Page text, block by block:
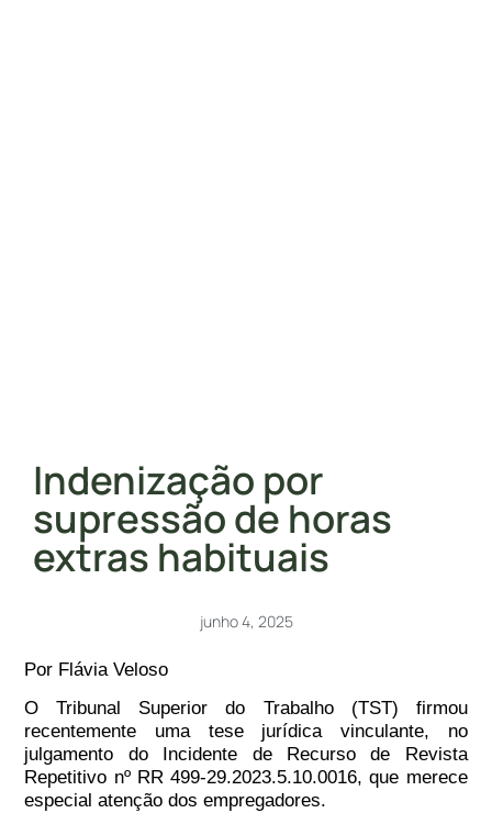
Indenização por
supressão de horas
extras habituais
junho 4, 2025
Por Flávia Veloso
O Tribunal Superior do Trabalho (TST) firmou
recentemente uma tese jurídica vinculante, no
julgamento do Incidente de Recurso de Revista
Repetitivo nº RR 499-29.2023.5.10.0016, que merece
especial atenção dos empregadores.